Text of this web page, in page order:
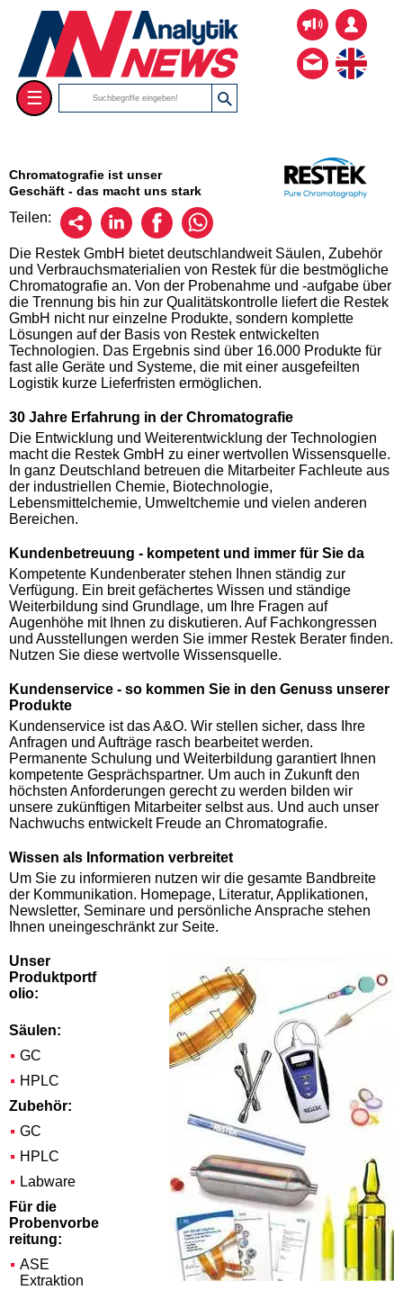
☰
Chromatografie ist unser
Geschäft - das macht uns stark
Teilen:
Die Restek GmbH bietet deutschlandweit Säulen, Zubehör
und Verbrauchsmaterialien von Restek für die bestmögliche
Chromatografie an. Von der Probenahme und -aufgabe über
die Trennung bis hin zur Qualitätskontrolle liefert die Restek
GmbH nicht nur einzelne Produkte, sondern komplette
Lösungen auf der Basis von Restek entwickelten
Technologien. Das Ergebnis sind über 16.000 Produkte für
fast alle Geräte und Systeme, die mit einer ausgefeilten
Logistik kurze Lieferfristen ermöglichen.
30 Jahre Erfahrung in der Chromatografie
Die Entwicklung und Weiterentwicklung der Technologien
macht die Restek GmbH zu einer wertvollen Wissensquelle.
In ganz Deutschland betreuen die Mitarbeiter Fachleute aus
der industriellen Chemie, Biotechnologie,
Lebensmittelchemie, Umweltchemie und vielen anderen
Bereichen.
Kundenbetreuung - kompetent und immer für Sie da
Kompetente Kundenberater stehen Ihnen ständig zur
Verfügung. Ein breit gefächertes Wissen und ständige
Weiterbildung sind Grundlage, um Ihre Fragen auf
Augenhöhe mit Ihnen zu diskutieren. Auf Fachkongressen
und Ausstellungen werden Sie immer Restek Berater finden.
Nutzen Sie diese wertvolle Wissensquelle.
Kundenservice - so kommen Sie in den Genuss unserer
Produkte
Kundenservice ist das A&O. Wir stellen sicher, dass Ihre
Anfragen und Aufträge rasch bearbeitet werden.
Permanente Schulung und Weiterbildung garantiert Ihnen
kompetente Gesprächspartner. Um auch in Zukunft den
höchsten Anforderungen gerecht zu werden bilden wir
unsere zukünftigen Mitarbeiter selbst aus. Und auch unser
Nachwuchs entwickelt Freude an Chromatografie.
Wissen als Information verbreitet
Um Sie zu informieren nutzen wir die gesamte Bandbreite
der Kommunikation. Homepage, Literatur, Applikationen,
Newsletter, Seminare und persönliche Ansprache stehen
Ihnen uneingeschränkt zur Seite.
Unser
Produktportf
olio:
Säulen:
GC
HPLC
Zubehör:
GC
HPLC
Labware
Für die
Probenvorbe
reitung:
ASE
Extraktion